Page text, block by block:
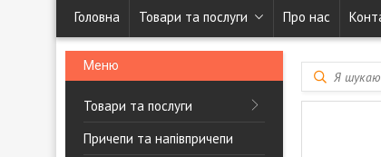
Головна Товари та послуги Про нас
Товари та послуги
Причепи та напівпричепи